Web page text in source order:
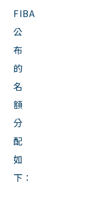
FIBA
公
布
的
名
額
分
配
如
下：